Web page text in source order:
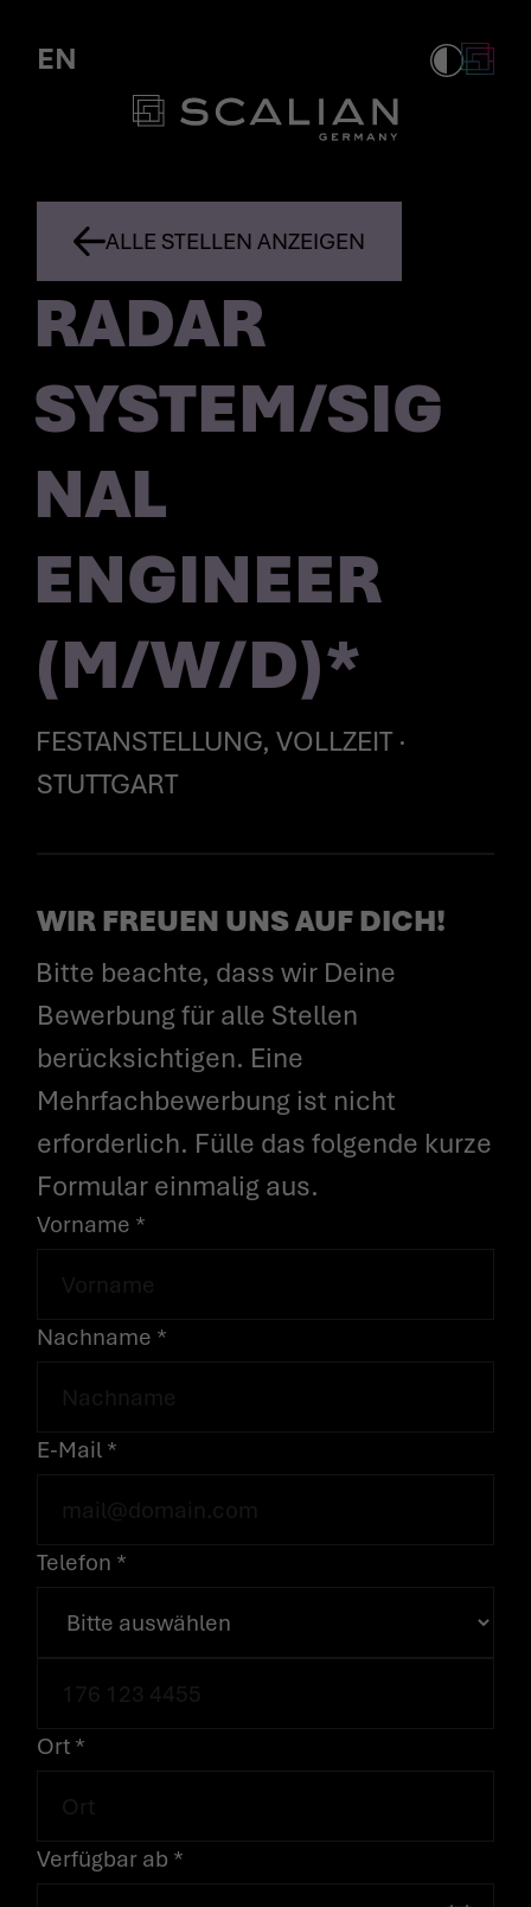
EN
ALLE STELLEN ANZEIGEN
RADAR
SYSTEM/SIG
NAL
ENGINEER
(M/W/D)*
FESTANSTELLUNG, VOLLZEIT ·
STUTTGART
WIR FREUEN UNS AUF DICH!
Bitte beachte, dass wir Deine
Bewerbung für alle Stellen
berücksichtigen. Eine
Mehrfachbewerbung ist nicht
erforderlich. Fülle das folgende kurze
Formular einmalig aus.
Vorname *
Nachname *
E-Mail *
Telefon *
Ort *
Verfügbar ab *